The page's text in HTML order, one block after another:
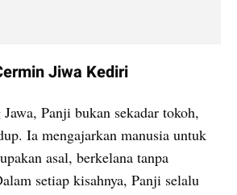
Jiwa Kediri
Panji bukan sekadar tokoh,
Ia mengajarkan manusia untuk
asal, berkelana tanpa
setiap kisahnya, Panji selalu